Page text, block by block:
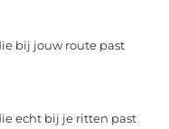
bij jouw route past
echt bij je ritten past